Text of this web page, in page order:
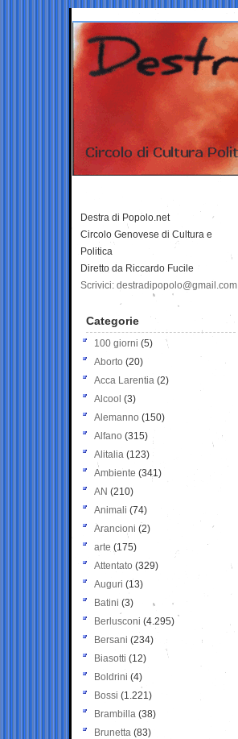
Destra di Popolo.net
Circolo Genovese di Cultura e
Politica
Diretto da Riccardo Fucile
Scrivici: destradipopolo@gmail.com
Categorie
100 giorni (5)
Aborto (20)
Acca Larentia (2)
Alcool (3)
Alemanno (150)
Alfano (315)
Alitalia (123)
Ambiente (341)
AN (210)
Animali (74)
Arancioni (2)
arte (175)
Attentato (329)
Auguri (13)
Batini (3)
Berlusconi (4.295)
Bersani (234)
Biasotti (12)
Boldrini (4)
Bossi (1.221)
Brambilla (38)
Brunetta (83)